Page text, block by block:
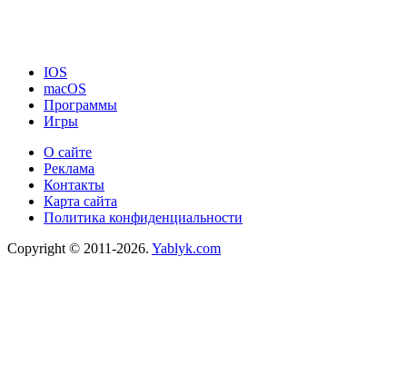
IOS
macOS
Программы
Игры
О сайте
Реклама
Контакты
Карта сайта
Политика конфиденциальности
Copyright © 2011-2026. Yablyk.сom